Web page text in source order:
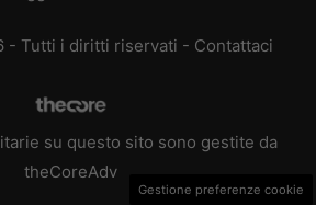
- Tutti i diritti riservati - Contattaci
su questo sito sono gestite da
theCoreAdv
Gestione preferenze cookie